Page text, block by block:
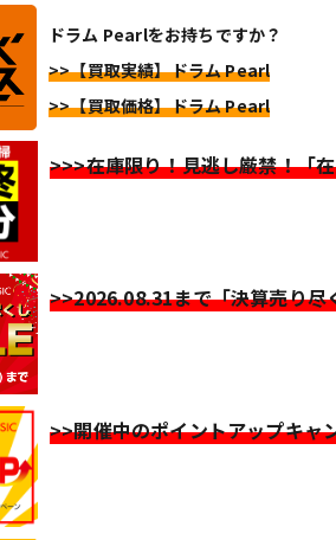
ドラム Pearlをお持ちですか？
>>【買取実績】ドラム Pearl
>>【買取価格】ドラム Pearl
>>>在庫限り！見逃し厳禁！「
>>2026.08.31まで「決算売り尽
>>開催中のポイントアップキャ